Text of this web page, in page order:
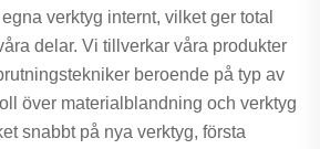
verktyg internt, vilket ger total
delar. Vi tillverkar våra produkter
beroende på typ av
över materialblandning och verktyg
snabbt på nya verktyg, första